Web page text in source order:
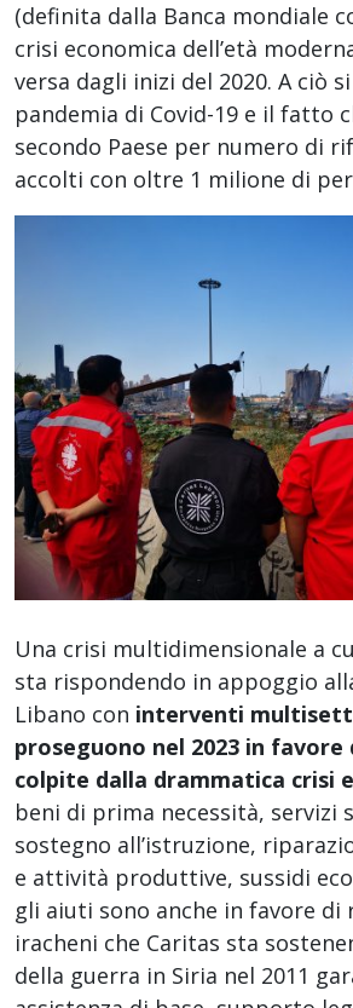
(definita dalla Banca mondiale
crisi economica dell’età
versa dagli inizi del 2020. A ciò
pandemia di Covid-19 e il fatto
secondo Paese per numero di
accolti con oltre 1 milione di
Una crisi multidimensionale a
sta rispondendo in appoggio
Libano con interventi
proseguono nel 2023 in
colpite dalla drammatica crisi
beni di prima necessità, servizi
sostegno all’istruzione,
e attività produttive, sussidi
gli aiuti sono anche in favore
iracheni che Caritas sta
della guerra in Siria nel 2011